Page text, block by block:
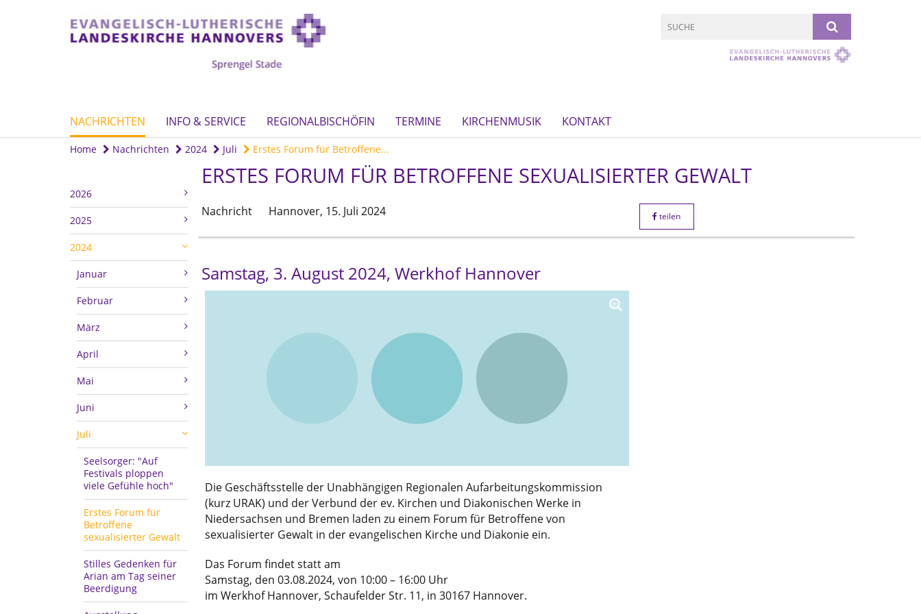
NACHRICHTEN INFO & SERVICE REGIONALBISCHÖFIN TERMINE KIRCHENMUSIK KONTAKT
Home Nachrichten 2024 Juli Erstes Forum für Betroffene...
2026
2025
2024
Januar
Februar
März
April
Mai
Juni
Juli
Seelsorger: "Auf
Festivals ploppen
viele Gefühle hoch"
Erstes Forum für
Betroffene
sexualisierter Gewalt
Stilles Gedenken für
Arian am Tag seiner
Beerdigung
ERSTES FORUM FÜR BETROFFENE SEXUALISIERTER GEWALT
Nachricht Hannover, 15. Juli 2024 teilen
Samstag, 3. August 2024, Werkhof Hannover
Die Geschäftsstelle der Unabhängigen Regionalen Aufarbeitungskommission
(kurz URAK) und der Verbund der ev. Kirchen und Diakonischen Werke in
Niedersachsen und Bremen laden zu einem Forum für Betroffene von
sexualisierter Gewalt in der evangelischen Kirche und Diakonie ein.
Das Forum findet statt am
Samstag, den 03.08.2024, von 10:00 – 16:00 Uhr
im Werkhof Hannover, Schaufelder Str. 11, in 30167 Hannover.